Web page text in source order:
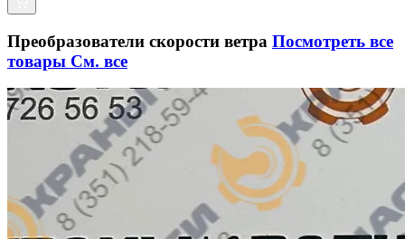
Преобразователи скорости ветра Посмотреть все
товары См. все